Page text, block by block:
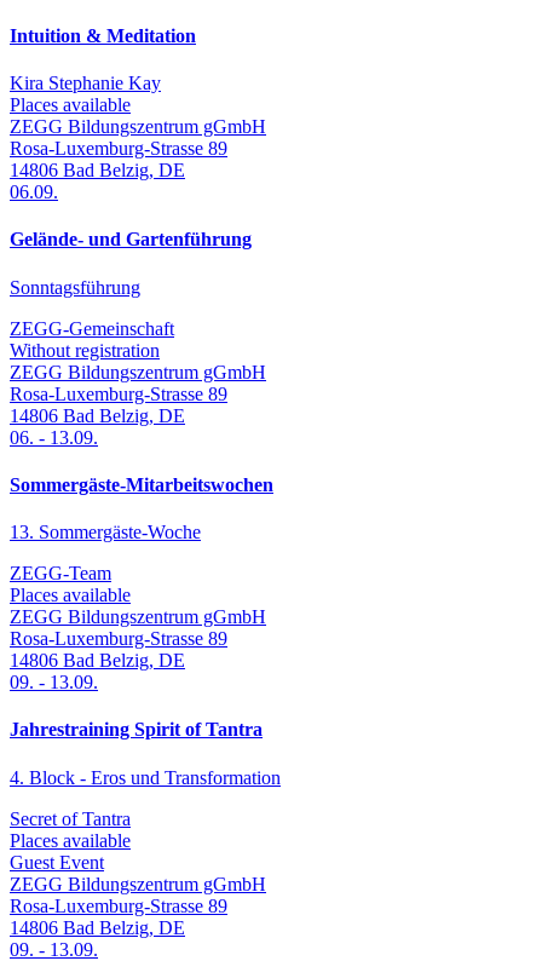
Intuition & Meditation
Kira Stephanie Kay
Places available
ZEGG Bildungszentrum gGmbH
Rosa-Luxemburg-Strasse 89
14806 Bad Belzig, DE
06.09.
Gelände- und Gartenführung
Sonntagsführung
ZEGG-Gemeinschaft
Without registration
ZEGG Bildungszentrum gGmbH
Rosa-Luxemburg-Strasse 89
14806 Bad Belzig, DE
06. - 13.09.
Sommergäste-Mitarbeitswochen
13. Sommergäste-Woche
ZEGG-Team
Places available
ZEGG Bildungszentrum gGmbH
Rosa-Luxemburg-Strasse 89
14806 Bad Belzig, DE
09. - 13.09.
Jahrestraining Spirit of Tantra
4. Block - Eros und Transformation
Secret of Tantra
Places available
Guest Event
ZEGG Bildungszentrum gGmbH
Rosa-Luxemburg-Strasse 89
14806 Bad Belzig, DE
09. - 13.09.